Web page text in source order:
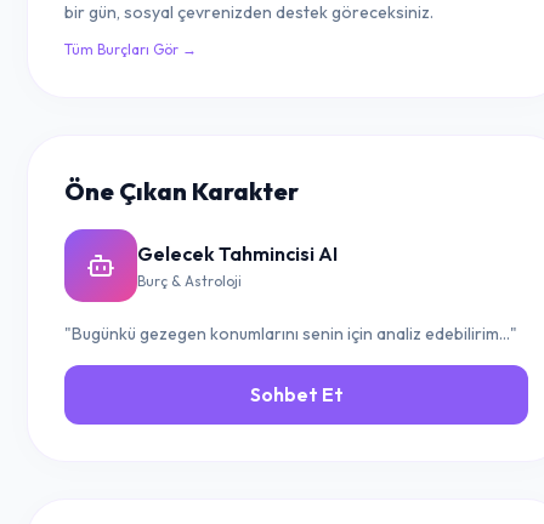
bir gün, sosyal çevrenizden destek göreceksiniz.
Tüm Burçları Gör →
Öne Çıkan Karakter
Gelecek Tahmincisi AI
Burç & Astroloji
"Bugünkü gezegen konumlarını senin için analiz edebilirim..."
Sohbet Et